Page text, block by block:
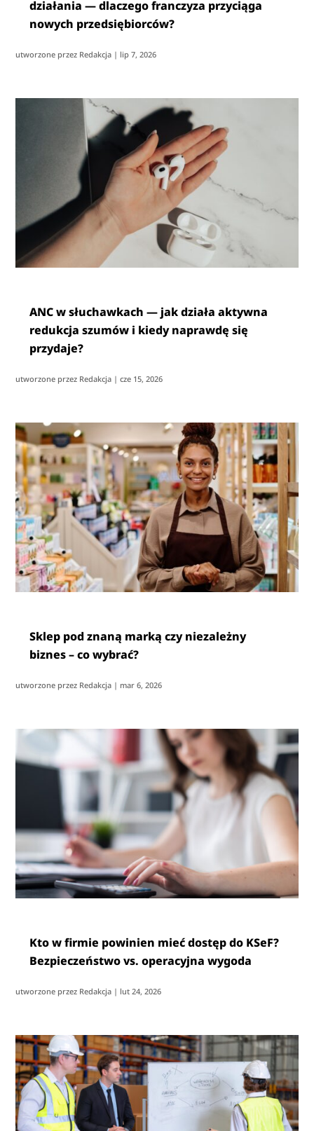
działania — dlaczego franczyza przyciąga
nowych przedsiębiorców?
utworzone przez Redakcja | lip 7, 2026
ANC w słuchawkach — jak działa aktywna
redukcja szumów i kiedy naprawdę się
przydaje?
utworzone przez Redakcja |cze 15, 2026
Sklep pod znaną marką czy niezależny
biznes – co wybrać?
utworzone przez Redakcja | mar 6, 2026
Kto w firmie powinien mieć dostęp do KSeF?
Bezpieczeństwo vs. operacyjna wygoda
utworzone przez Redakcja | lut 24, 2026